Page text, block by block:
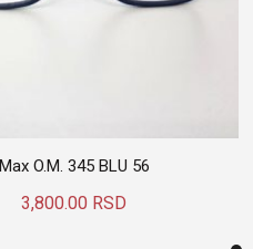
Max O.M. 345 BLU 56
3,800.00 RSD